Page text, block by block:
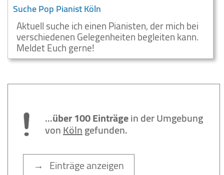
Suche Pop Pianist Köln
Aktuell suche ich einen Pianisten, der mich bei
verschiedenen Gelegenheiten begleiten kann.
Meldet Euch gerne!
...über 100 Einträgein der Umgebung
vonKölngefunden.
→ Einträge anzeigen